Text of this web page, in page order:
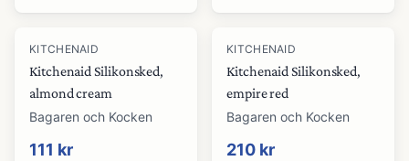
KITCHENAID
Kitchenaid Silikonsked,
almond cream
Bagaren och Kocken
111 kr
KITCHENAID
Kitchenaid Silikonsked,
empire red
Bagaren och Kocken
210 kr